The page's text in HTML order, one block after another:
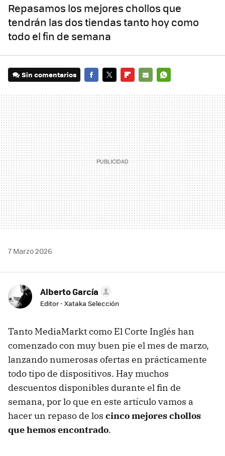
Repasamos los mejores chollos que
tendrán las dos tiendas tanto hoy como
todo el fin de semana
Sin comentarios
MAIL
7 Marzo 2026
Alberto García
Editor - Xataka Selección
Tanto MediaMarkt como El Corte Inglés han
comenzado con muy buen pie el mes de marzo,
lanzando numerosas ofertas en prácticamente
todo tipo de dispositivos. Hay muchos
descuentos disponibles durante el fin de
semana, por lo que en este artículo vamos a
hacer un repaso de los cinco mejores chollos
que hemos encontrado.